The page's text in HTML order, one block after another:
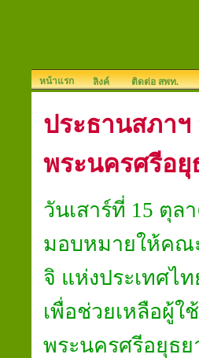
หน้าแรก ลิงค์ ติดต่อ สพท.
ประธานสภา
พระนครศรีอยุ
วันเสาร์ที่ 15 ตุล
มอบหมายให้คณ
จิ แห่งประเทศไ
เพื่อช่วยเหลือผู้
พระนครศรีอยุธย